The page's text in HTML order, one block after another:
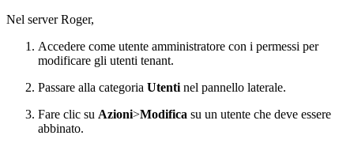
Nel server Roger,
Accedere come utente amministratore con i permessi per
modificare gli utenti tenant.
Passare alla categoria Utenti nel pannello laterale.
Fare clic su Azioni>Modifica su un utente che deve essere
abbinato.